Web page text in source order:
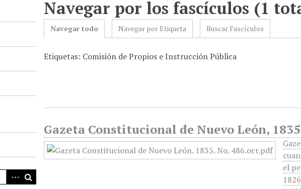
Navegar por los fascículos (1
Navegar todo Navegar por Etiqueta Buscar Fascículos
Etiquetas: Comisión de Propios e Instrucción Pública
Gazeta Constitucional de Nuevo León,
el